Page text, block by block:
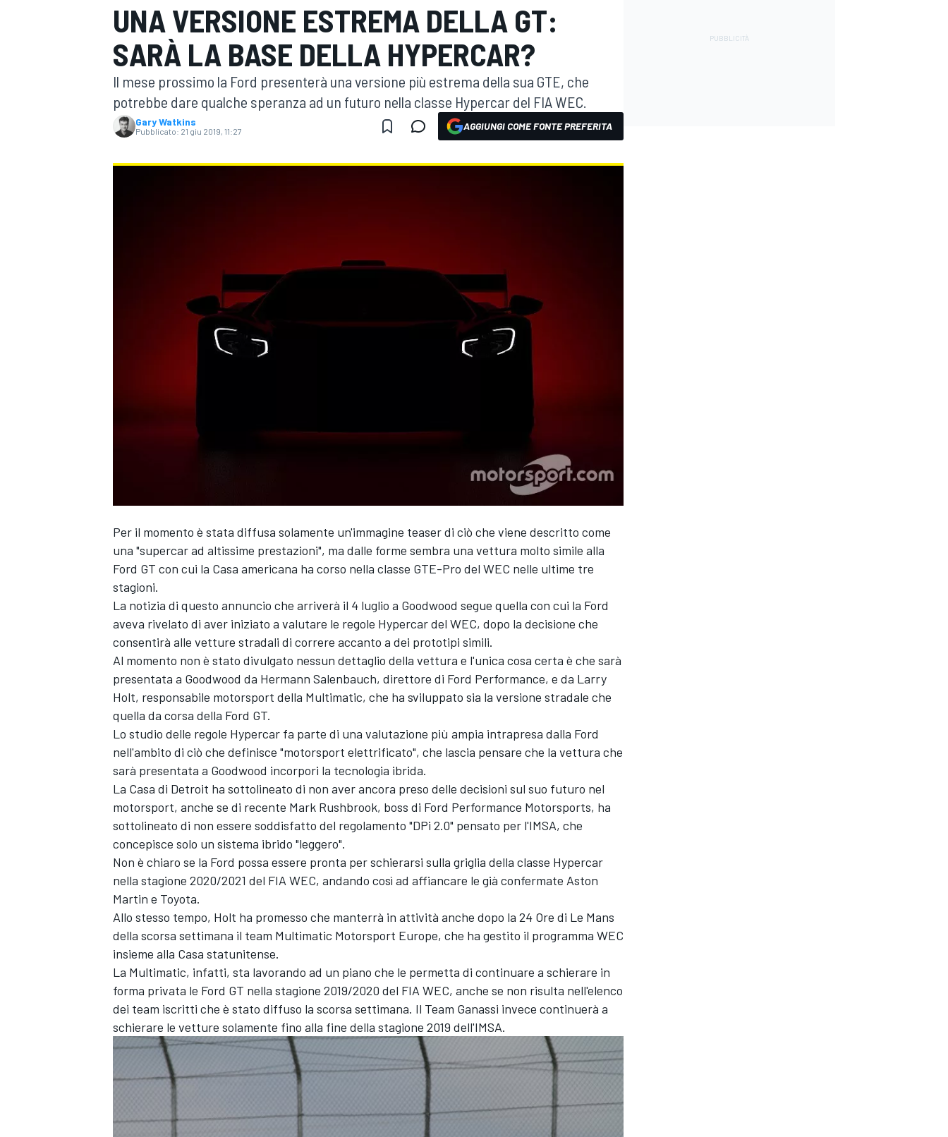
MOTOGP WEC
MONOPOSTO
UNA VERSIONE ESTREMA DELLA GT:
SARÀ LA BASE DELLA HYPERCAR?
Il mese prossimo la Ford presenterà una versione più estrema della sua GTE, che
potrebbe dare qualche speranza ad un futuro nella classe Hypercar del FIA WEC.
Gary Watkins
Pubblicato: 21 giu 2019, 11:27 AGGIUNGI COME FONTE PREFERITA
Per il momento è stata diffusa solamente un'immagine teaser di ciò che viene descritto come
una "supercar ad altissime prestazioni", ma dalle forme sembra una vettura molto simile alla
Ford GT con cui la Casa americana ha corso nella classe GTE-Pro del WEC nelle ultime tre
stagioni.
La notizia di questo annuncio che arriverà il 4 luglio a Goodwood segue quella con cui la Ford
aveva rivelato di aver iniziato a valutare le regole Hypercar del WEC, dopo la decisione che
consentirà alle vetture stradali di correre accanto a dei prototipi simili.
Al momento non è stato divulgato nessun dettaglio della vettura e l'unica cosa certa è che sarà
presentata a Goodwood da Hermann Salenbauch, direttore di Ford Performance, e da Larry
Holt, responsabile motorsport della Multimatic, che ha sviluppato sia la versione stradale che
quella da corsa della Ford GT.
Lo studio delle regole Hypercar fa parte di una valutazione più ampia intrapresa dalla Ford
nell'ambito di ciò che definisce "motorsport elettrificato", che lascia pensare che la vettura che
sarà presentata a Goodwood incorpori la tecnologia ibrida.
La Casa di Detroit ha sottolineato di non aver ancora preso delle decisioni sul suo futuro nel
motorsport, anche se di recente Mark Rushbrook, boss di Ford Performance Motorsports, ha
sottolineato di non essere soddisfatto del regolamento "DPi 2.0" pensato per l'IMSA, che
concepisce solo un sistema ibrido "leggero".
Non è chiaro se la Ford possa essere pronta per schierarsi sulla griglia della classe Hypercar
nella stagione 2020/2021 del FIA WEC, andando così ad affiancare le già confermate Aston
Martin e Toyota.
Allo stesso tempo, Holt ha promesso che manterrà in attività anche dopo la 24 Ore di Le Mans
della scorsa settimana il team Multimatic Motorsport Europe, che ha gestito il programma WEC
insieme alla Casa statunitense.
La Multimatic, infatti, sta lavorando ad un piano che le permetta di continuare a schierare in
forma privata le Ford GT nella stagione 2019/2020 del FIA WEC, anche se non risulta nell'elenco
dei team iscritti che è stato diffuso la scorsa settimana. Il Team Ganassi invece continuerà a
schierare le vetture solamente fino alla fine della stagione 2019 dell'IMSA.